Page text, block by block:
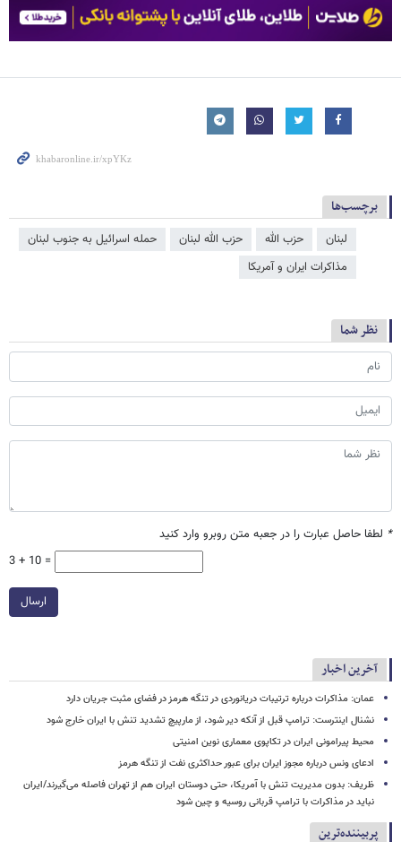
برچسب‌ها
لبنان حزب الله حزب الله لبنان
حمله اسرائیل به جنوب لبنان
مذاکرات ایران و آمریکا
نظر شما
* لطفا حاصل عبارت را در جعبه متن روبرو وارد کنید
3 + 10 =
ارسال
آخرین اخبار
عمان: مذاکرات درباره ترتیبات دریانوردی در تنگه هرمز در فضای مثبت جریان دارد
نشنال اینترست: ترامپ قبل از آنکه دیر شود، از مارپیچ تشدید تنش با ایران خارج شود
محیط پیرامونی ایران در تکاپوی معماری نوین امنیتی
ادعای ونس درباره مجوز ایران برای عبور حداکثری نفت از تنگه هرمز
ظریف: بدون مدیریت تنش با آمریکا، حتی دوستان ایران هم از تهران فاصله می‌گیرند/ایران
نباید در مذاکرات با ترامپ قربانی روسیه و چین شود
پربیننده‌ترین